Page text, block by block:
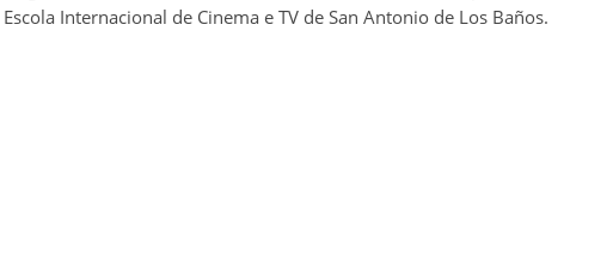
Internacional de Cinema e TV de San Antonio de Los Baños.